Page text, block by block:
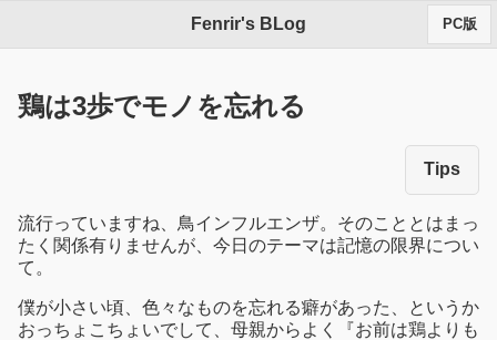
Fenrir's BLog PC版
鶏は3歩でモノを忘れる
Tips
流行っていますね、鳥インフルエンザ。そのこととはまっ
たく関係有りませんが、今日のテーマは記憶の限界につい
て。
僕が小さい頃、色々なものを忘れる癖があった、というか
おっちょこちょいでして、母親からよく『お前は鶏よりも